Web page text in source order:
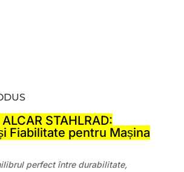
STAHLRAD:
Fiabilitate pentru Mașina
perfect între durabilitate,